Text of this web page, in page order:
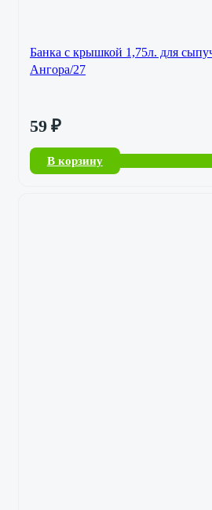
Банка с крышкой 1,75л. для
Ангора/27
59 ₽
В корзину